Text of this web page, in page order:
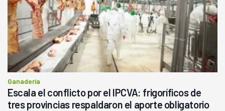
Ganadería
Escala el conflicto por el IPCVA: frigoríficos de
tres provincias respaldaron el aporte obligatorio